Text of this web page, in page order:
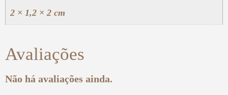
2 × 1,2 × 2 cm
Avaliações
Não há avaliações ainda.